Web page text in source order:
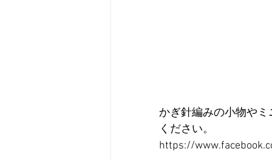
かぎ針編みの小物や
ください。
https://